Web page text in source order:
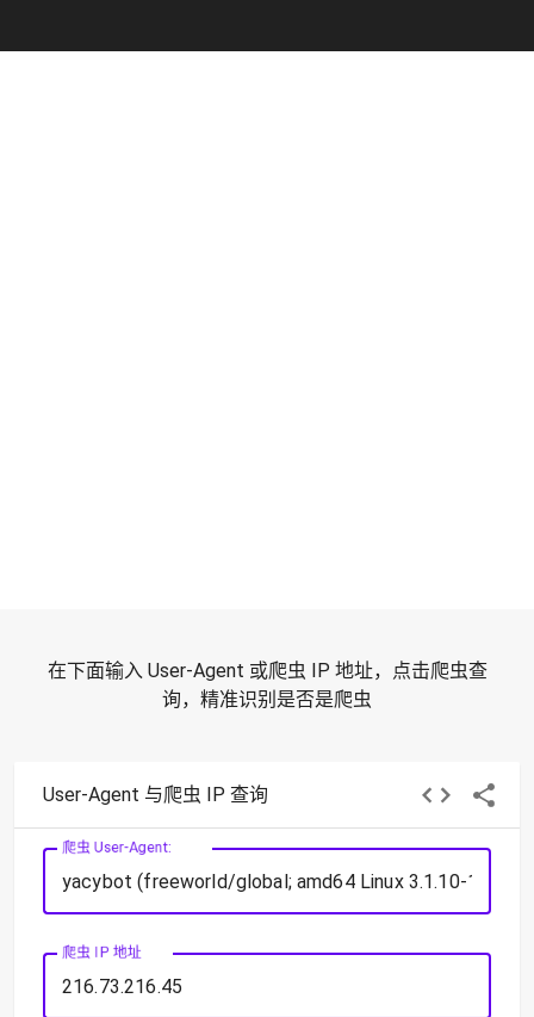
在下面输入 User-Agent 或爬虫 IP 地址，点击爬虫查
询，精准识别是否是爬虫
User-Agent 与爬虫 IP 查询
爬虫 User-Agent:
爬虫 IP 地址